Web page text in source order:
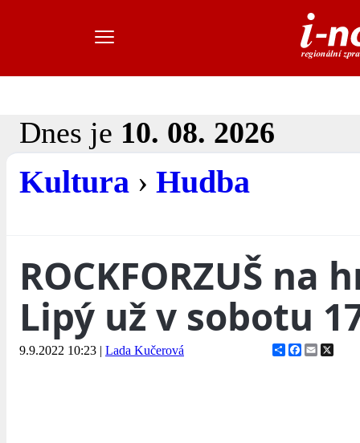
Dnes je 10. 08. 2026
Kultura › Hudba
ROCKFORZUŠ na
Lipý už v sobotu
9.9.2022 10:23 | Lada Kučerová ShareFacebook
Email